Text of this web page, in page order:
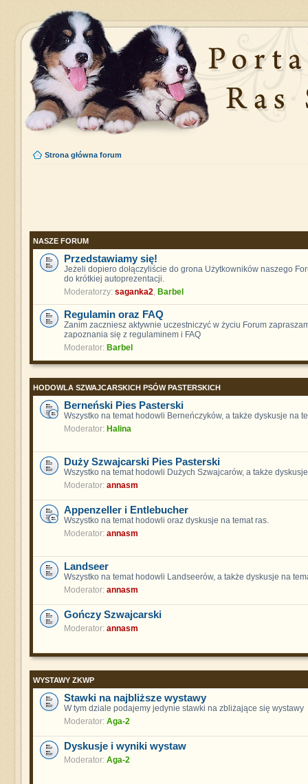
Strona główna forum
NASZE FORUM
Przedstawiamy się!
Jeżeli dopiero dołączyliście do grona Użytkowników naszego
do krótkiej autoprezentacji.
Moderatorzy: saganka2 Barbel
Regulamin oraz FAQ
Zanim zaczniesz aktywnie uczestniczyć w życiu Forum
zapoznania się z regulaminem i FAQ
Moderator: Barbel
HODOWLA SZWAJCARSKICH PSÓW PASTERSKICH
Berneński Pies Pasterski
Wszystko na temat hodowli Berneńczyków, a także dyskusje na
Moderator: Halina
Duży Szwajcarski Pies Pasterski
Wszystko na temat hodowli Dużych Szwajcarów, a także
Moderator: annasm
Appenzeller i Entlebucher
Wszystko na temat hodowli oraz dyskusje na temat ras.
Moderator: annasm
Landseer
Wszystko na temat hodowli Landseerów, a także dyskusje na
Moderator: annasm
Gończy Szwajcarski
Moderator: annasm
WYSTAWY ZKWP
Stawki na najbliższe wystawy
W tym dziale podajemy jedynie stawki na zbliżające się wystawy
Moderator: Aga-2
Dyskusje i wyniki wystaw
Moderator: Aga-2